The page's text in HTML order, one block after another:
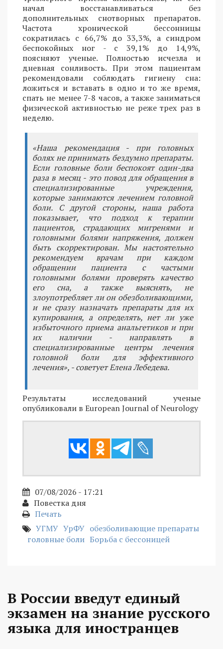
начал восстанавливаться без
дополнительных снотворных препаратов.
Частота хронической бессонницы
сократилась с 66,7% до 33,3%, а синдром
беспокойных ног - с 39,1% до 14,9%,
поясняют ученые. Полностью исчезла и
дневная сонливость. При этом пациентам
рекомендовали соблюдать гигиену сна:
ложиться и вставать в одно и то же время,
спать не менее 7-8 часов, а также заниматься
физической активностью не реже трех раз в
неделю.
«Наша рекомендация - при головных
болях не принимать бездумно препараты.
Если головные боли беспокоят один-два
раза в месяц - это повод для обращения в
специализированные учреждения,
которые занимаются лечением головной
боли. С другой стороны, наша работа
показывает, что подход к терапии
пациентов, страдающих мигренями и
головными болями напряжения, должен
быть скорректирован. Мы настоятельно
рекомендуем врачам при каждом
обращении пациента с частыми
головными болями проверять качество
его сна, а также выяснять, не
злоупотребляет ли он обезболивающими,
и не сразу назначать препараты для их
купирования, а определять, нет ли уже
избыточного приема анальгетиков и при
их наличии - направлять в
специализированные центры лечения
головной боли для эффективного
лечения», - советует Елена Лебедева.
Результаты исследований ученые
опубликовали в European Journal of Neurology
07/08/2026 - 17:21
Повестка дня
Печать
УГМУ УрФУ обезболивающие препараты
головные боли Борьба с бессоницей
В России введут единый
экзамен на знание русского
языка для иностранцев